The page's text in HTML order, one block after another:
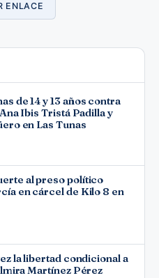
ENLACE
de 14 y 13 años contra
Ibis Tristá Padilla y
en Las Tunas
al preso político
en cárcel de Kilo 8 en
la libertad condicional a
Martínez Pérez